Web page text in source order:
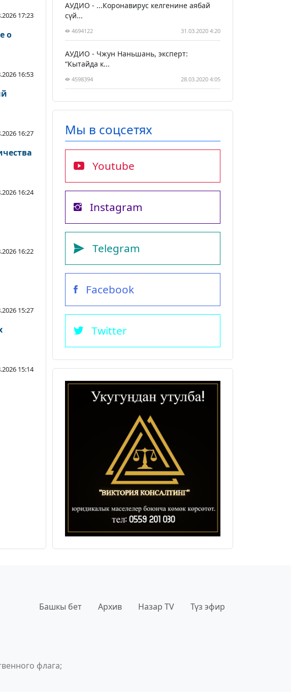
17:23
о
16:53
16:27
16:24
16:22
15:27
15:14
АУДИО - ...Коронавирус келгенине аябай
сүй...
4694122 31.03.2020 4:20
АУДИО - Чжун Наньшань, эксперт:
“Кытайда к...
4598394 28.03.2020 4:05
Мы в соцсетях
Youtube
Instagram
Telegram
Facebook
Twitter
Башкы бет Архив Назар TV Түз эфир
флага;